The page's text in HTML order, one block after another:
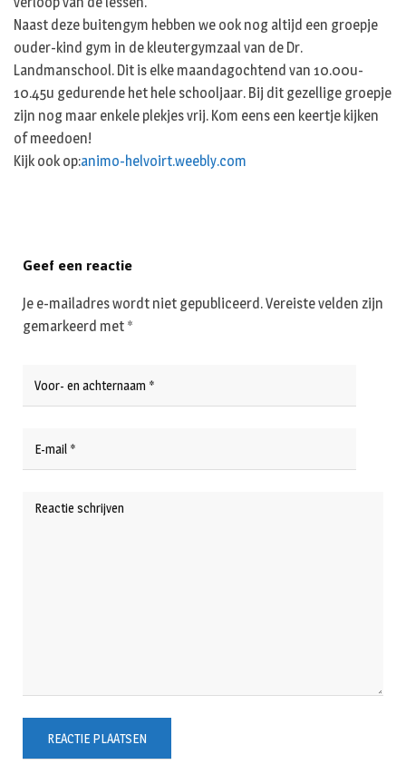
Naast deze buitengym hebben we ook nog altijd een groepje
ouder-kind gym in de kleutergymzaal van de Dr.
Landmanschool. Dit is elke maandagochtend van 10.00u-
10.45u gedurende het hele schooljaar. Bij dit gezellige groepje
zijn nog maar enkele plekjes vrij. Kom eens een keertje kijken
of meedoen!
Kijk ook op:animo-helvoirt.weebly.com
Geef een reactie
Je e-mailadres wordt niet gepubliceerd.Vereiste velden zijn
gemarkeerd met *